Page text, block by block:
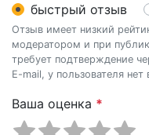
быстрый отзыв
Отзыв имеет низкий
модератором и при
требует подтверждение
E-mail, у пользователя
Ваша оценка *